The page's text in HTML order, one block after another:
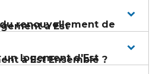
à Est
renouvellement de
à Est Ensemble ?
un logement d'Est